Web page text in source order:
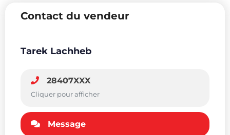
Contact du vendeur
Tarek Lachheb
28407XXX
Cliquer pour afficher
Message